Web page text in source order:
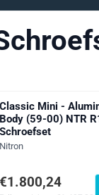
Classic Mini -
Body (59-00) NTR
Schroefset
Merk:
Nitron
Prijs: 1 800,24,
€1.800,24